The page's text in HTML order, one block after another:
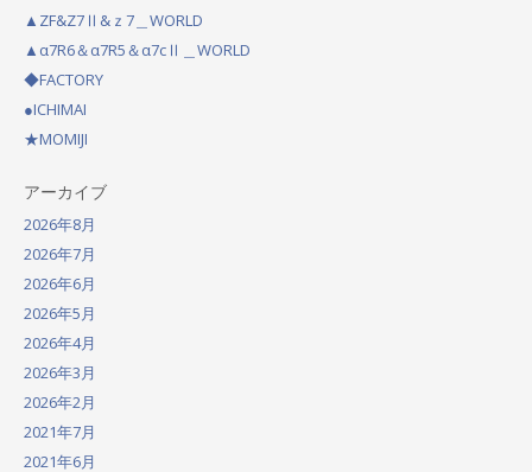
g
a
t
i
n
▲ZF&Z7Ⅱ&ｚ7＿WORLD
▲α7R6＆α7R5＆α7cⅡ＿WORLD
◆FACTORY
●ICHIMAI
★MOMIJI
アーカイブ
2026年8月
2026年7月
2026年6月
2026年5月
2026年4月
2026年3月
2026年2月
2021年7月
2021年6月